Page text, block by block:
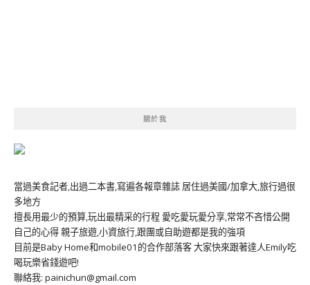
關於我
當過美食記者,出過二本書,寫遍各報章雜誌 居住過美國/加拿大,旅行過很
多地方
擅長用最少的預算,玩出最精采的行程 愛吃愛玩愛分享,常常不吝惜公開
自己的心得 親子旅遊,小資旅行,跟團或自助遊都是我的強項
目前是Baby Home和mobile01的合作部落客 大家快來跟著達人Emily吃
喝玩樂省錢遊吧!
聯絡我: painichun@gmail.com